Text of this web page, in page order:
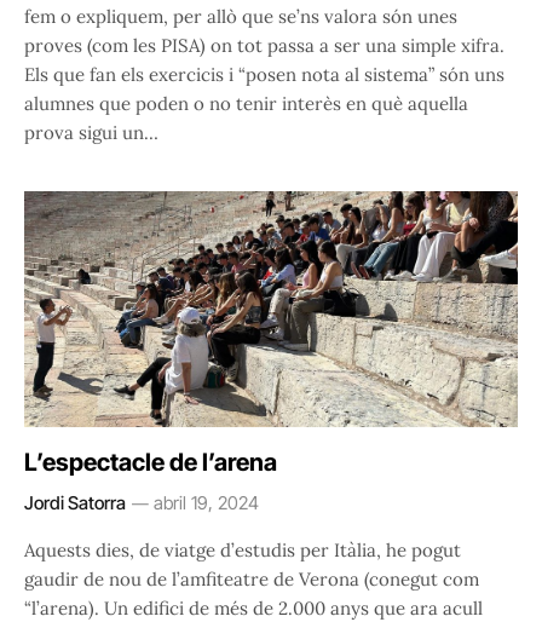
fem o expliquem, per allò que se’ns valora són unes
proves (com les PISA) on tot passa a ser una simple xifra.
Els que fan els exercicis i “posen nota al sistema” són uns
alumnes que poden o no tenir interès en què aquella
prova sigui un…
L’espectacle de l’arena
Jordi Satorra abril 19, 2024
Aquests dies, de viatge d’estudis per Itàlia, he pogut
gaudir de nou de l’amfiteatre de Verona (conegut com
“l’arena). Un edifici de més de 2.000 anys que ara acull